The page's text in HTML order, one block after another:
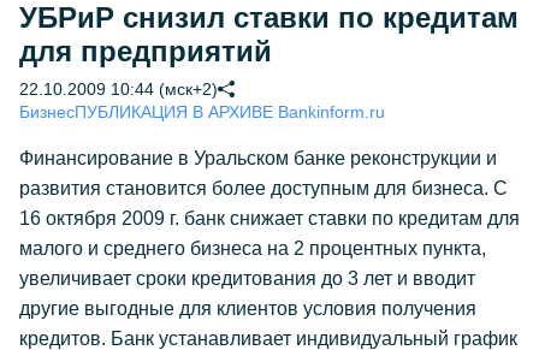
УБРиР снизил ставки по кредитам
для предприятий
22.10.2009 10:44 (мск+2)
БизнесПУБЛИКАЦИЯ В АРХИВЕ Bankinform.ru
Финансирование в Уральском банке реконструкции и
развития становится более доступным для бизнеса. С
16 октября 2009 г. банк снижает ставки по кредитам для
малого и среднего бизнеса на 2 процентных пункта,
увеличивает сроки кредитования до 3 лет и вводит
другие выгодные для клиентов условия получения
кредитов. Банк устанавливает индивидуальный график